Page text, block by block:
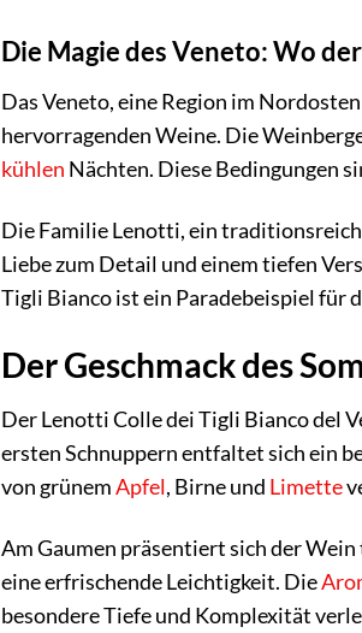
Die Magie des Veneto: Wo
Das Veneto, eine Region im
hervorragenden Weine. Die
kühlen Nächten. Diese Bedingungen
Die Familie Lenotti, ein
Liebe zum Detail und einem tiefen
Tigli Bianco ist ein Paradebeispiel für
Der Geschmack des
Der Lenotti Colle dei Tigli Bianco del
ersten Schnuppern entfaltet sich ein
von grünemApfel, Birne und Limette
Am Gaumen präsentiert sich der
eine erfrischende Leichtigkeit. Die
besondere Tiefe und Komplexität